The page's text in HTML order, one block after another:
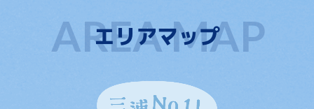
エリアマップ